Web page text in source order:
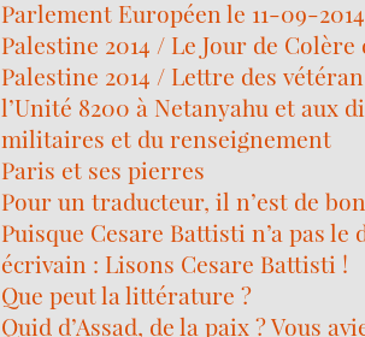
Parlement Européen le 11-09-2014
Palestine 2014 / Le Jour de Colère
Palestine 2014 / Lettre des
l’Unité 8200 à Netanyahu et aux
militaires et du renseignement
Paris et ses pierres
Pour un traducteur, il n’est de
Puisque Cesare Battisti n’a pas le
écrivain : Lisons Cesare Battisti !
Que peut la littérature ?
Quid d’Assad, de la paix ? Vous